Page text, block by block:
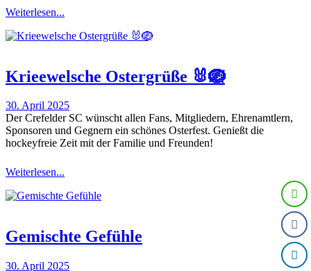
Weiterlesen...
Krieewelsche Ostergrüße 🐰🪺
30. April 2025
Der Crefelder SC wünscht allen Fans, Mitgliedern, Ehrenamtlern,
Sponsoren und Gegnern ein schönes Osterfest. Genießt die
hockeyfreie Zeit mit der Familie und Freunden!
Weiterlesen...
Gemischte Gefühle
30. April 2025